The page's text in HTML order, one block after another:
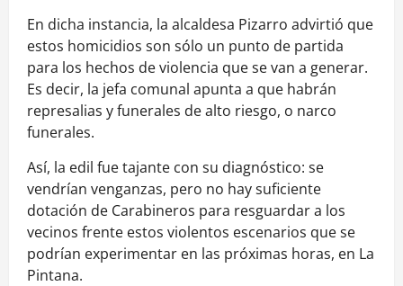
En dicha instancia, la alcaldesa Pizarro advirtió que
estos homicidios son sólo un punto de partida
para los hechos de violencia que se van a generar.
Es decir, la jefa comunal apunta a que habrán
represalias y funerales de alto riesgo, o narco
funerales.
Así, la edil fue tajante con su diagnóstico: se
vendrían venganzas, pero no hay suficiente
dotación de Carabineros para resguardar a los
vecinos frente estos violentos escenarios que se
podrían experimentar en las próximas horas, en La
Pintana.